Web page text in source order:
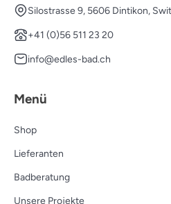
Silostrasse 9, 5606 Dintikon,
+41 (0)56 511 23 20
info@edles-bad.ch
Menü
Shop
Lieferanten
Badberatung
Unsere Projekte